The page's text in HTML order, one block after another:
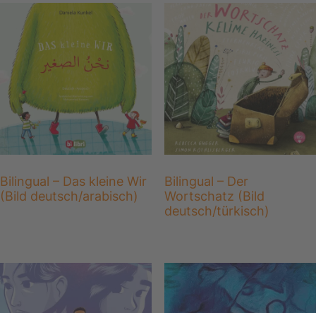
Bilingual – Das kleine Wir
(Bild deutsch/arabisch)
Bilingual – Der
Wortschatz (Bild
deutsch/türkisch)